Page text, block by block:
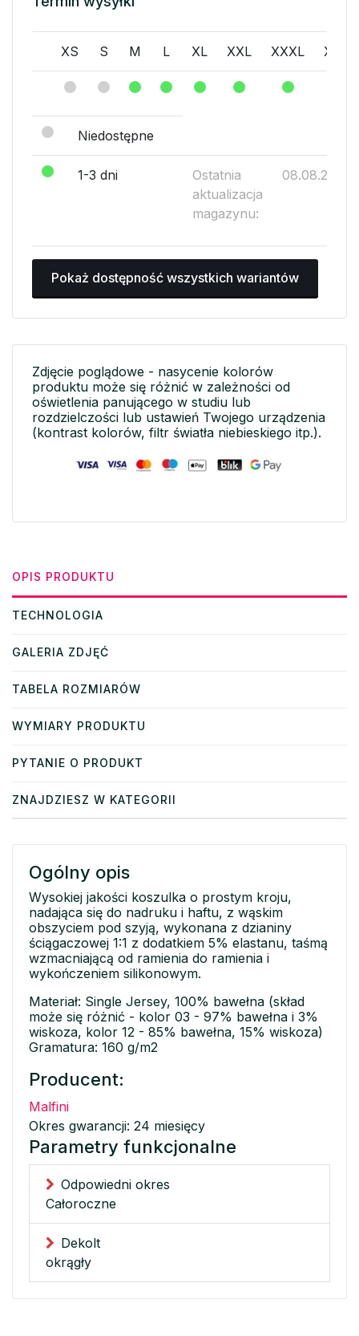
XS S M L XL XXL XXXL
Niedostępne
1-3 dni
Ostatnia
aktualizacja
magazynu:
08.08.2026
Pokaż dostępność wszystkich wariantów
Zdjęcie poglądowe - nasycenie kolorów
produktu może się różnić w zależności od
oświetlenia panującego w studiu lub
rozdzielczości lub ustawień Twojego urządzenia
(kontrast kolorów, filtr światła niebieskiego itp.).
OPIS PRODUKTU
TECHNOLOGIA
GALERIA ZDJĘĆ
TABELA ROZMIARÓW
WYMIARY PRODUKTU
PYTANIE O PRODUKT
ZNAJDZIESZ W KATEGORII
Ogólny opis
Wysokiej jakości koszulka o prostym kroju,
nadająca się do nadruku i haftu, z wąskim
obszyciem pod szyją, wykonana z dzianiny
ściągaczowej 1:1 z dodatkiem 5% elastanu, taśmą
wzmacniającą od ramienia do ramienia i
wykończeniem silikonowym.
Materiał: Single Jersey, 100% bawełna (skład
może się różnić - kolor 03 - 97% bawełna i 3%
wiskoza, kolor 12 - 85% bawełna, 15% wiskoza)
Gramatura: 160 g/m2
Producent:
Malfini
Okres gwarancji: 24 miesięcy
Parametry funkcjonalne
Odpowiedni okres
Całoroczne
Dekolt
okrągły